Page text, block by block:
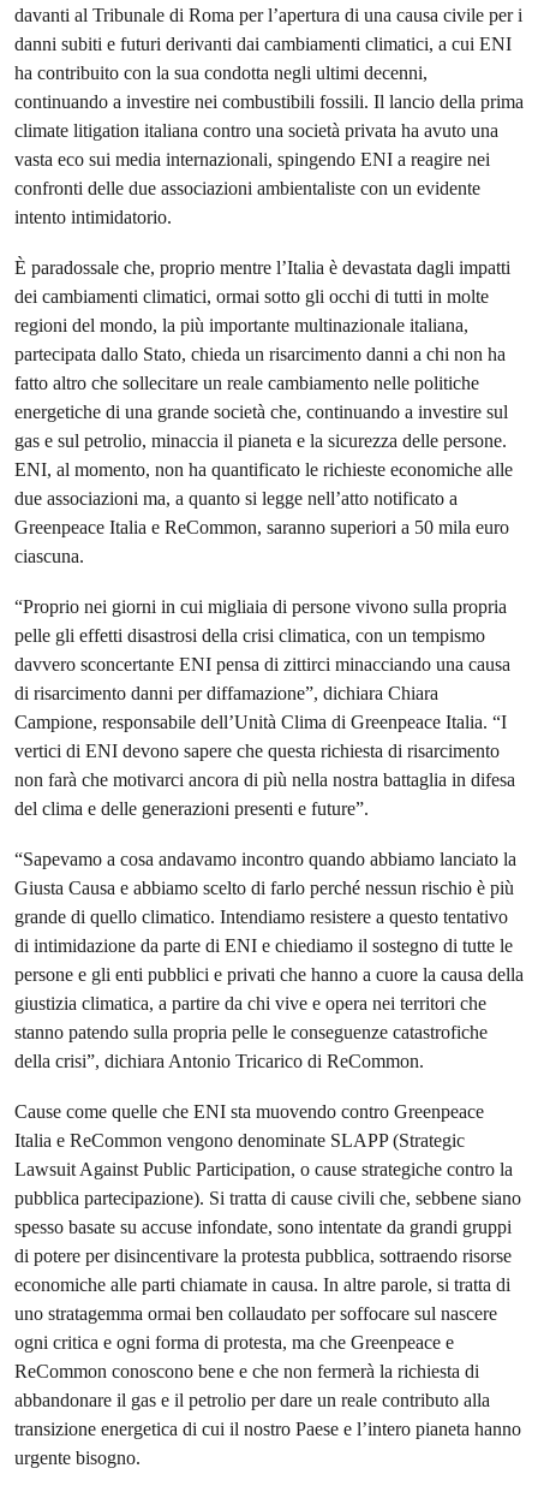
davanti al Tribunale di Roma per l’apertura di una causa civile per i
danni subiti e futuri derivanti dai cambiamenti climatici, a cui ENI
ha contribuito con la sua condotta negli ultimi decenni,
continuando a investire nei combustibili fossili. Il lancio della prima
climate litigation italiana contro una società privata ha avuto una
vasta eco sui media internazionali, spingendo ENI a reagire nei
confronti delle due associazioni ambientaliste con un evidente
intento intimidatorio.
È paradossale che, proprio mentre l’Italia è devastata dagli impatti
dei cambiamenti climatici, ormai sotto gli occhi di tutti in molte
regioni del mondo, la più importante multinazionale italiana,
partecipata dallo Stato, chieda un risarcimento danni a chi non ha
fatto altro che sollecitare un reale cambiamento nelle politiche
energetiche di una grande società che, continuando a investire sul
gas e sul petrolio, minaccia il pianeta e la sicurezza delle persone.
ENI, al momento, non ha quantificato le richieste economiche alle
due associazioni ma, a quanto si legge nell’atto notificato a
Greenpeace Italia e ReCommon, saranno superiori a 50 mila euro
ciascuna.
“Proprio nei giorni in cui migliaia di persone vivono sulla propria
pelle gli effetti disastrosi della crisi climatica, con un tempismo
davvero sconcertante ENI pensa di zittirci minacciando una causa
di risarcimento danni per diffamazione”, dichiara Chiara
Campione, responsabile dell’Unità Clima di Greenpeace Italia. “I
vertici di ENI devono sapere che questa richiesta di risarcimento
non farà che motivarci ancora di più nella nostra battaglia in difesa
del clima e delle generazioni presenti e future”.
“Sapevamo a cosa andavamo incontro quando abbiamo lanciato la
Giusta Causa e abbiamo scelto di farlo perché nessun rischio è più
grande di quello climatico. Intendiamo resistere a questo tentativo
di intimidazione da parte di ENI e chiediamo il sostegno di tutte le
persone e gli enti pubblici e privati che hanno a cuore la causa della
giustizia climatica, a partire da chi vive e opera nei territori che
stanno patendo sulla propria pelle le conseguenze catastrofiche
della crisi”, dichiara Antonio Tricarico di ReCommon.
Cause come quelle che ENI sta muovendo contro Greenpeace
Italia e ReCommon vengono denominate SLAPP (Strategic
Lawsuit Against Public Participation, o cause strategiche contro la
pubblica partecipazione). Si tratta di cause civili che, sebbene siano
spesso basate su accuse infondate, sono intentate da grandi gruppi
di potere per disincentivare la protesta pubblica, sottraendo risorse
economiche alle parti chiamate in causa. In altre parole, si tratta di
uno stratagemma ormai ben collaudato per soffocare sul nascere
ogni critica e ogni forma di protesta, ma che Greenpeace e
ReCommon conoscono bene e che non fermerà la richiesta di
abbandonare il gas e il petrolio per dare un reale contributo alla
transizione energetica di cui il nostro Paese e l’intero pianeta hanno
urgente bisogno.